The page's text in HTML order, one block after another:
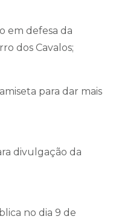
em defesa da
dos Cavalos;
para dar mais
divulgação da
no dia 9 de